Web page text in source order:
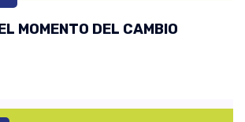
MOMENTO DEL CAMBIO